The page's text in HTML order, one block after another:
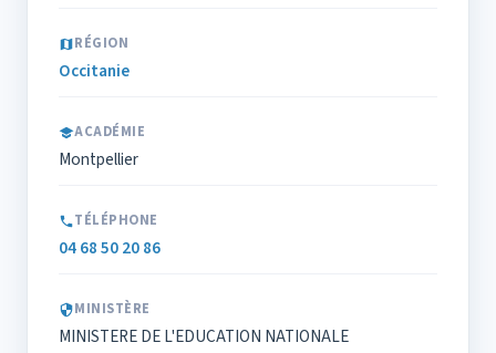
RÉGION
Occitanie
ACADÉMIE
Montpellier
TÉLÉPHONE
04 68 50 20 86
MINISTÈRE
MINISTERE DE L'EDUCATION NATIONALE